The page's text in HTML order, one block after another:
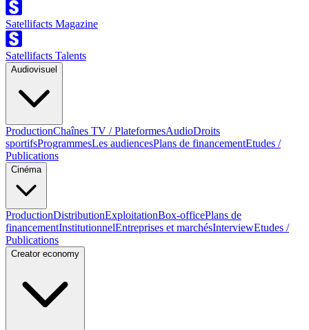
Satellifacts Magazine
Satellifacts Talents
Audiovisuel
ProductionChaînes TV / PlateformesAudioDroits
sportifsProgrammesLes audiencesPlans de financementEtudes /
Publications
Cinéma
ProductionDistributionExploitationBox-officePlans de
financementInstitutionnelEntreprises et marchésInterviewEtudes /
Publications
Creator economy